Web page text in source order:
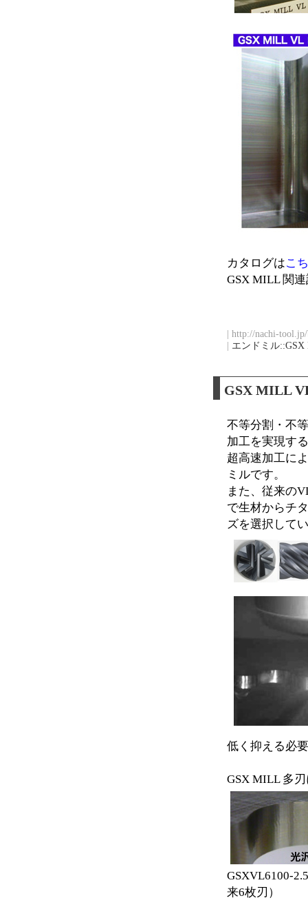
カタログはこ
GSX MILL 関
| http://nachi-
エンドミル
GSX MILL
不等分割・不
加工を実現す
超高速加工に
ミルです。
また、従来の
で生材からチ
ズを選択して
低く抑える必
GSX MILL 多
来6枚刃）